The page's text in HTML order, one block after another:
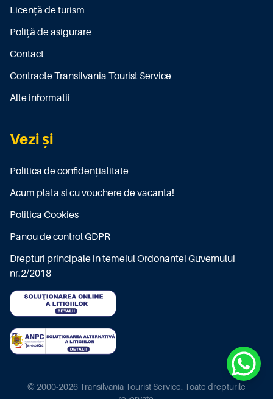
Licenţă de turism
Poliţă de asigurare
Contact
Contracte Transilvania Tourist Service
Alte informatii
Vezi și
Politica de confidențialitate
Acum plata si cu vouchere de vacanta!
Politica Cookies
Panou de control GDPR
Drepturi principale in temeiul Ordonantei Guvernului
nr.2/2018
© 2000-2026 Transilvania Tourist Service. Toate drepturile